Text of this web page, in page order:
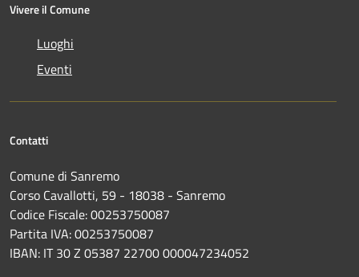
Vivere il Comune
Luoghi
Eventi
Contatti
Comune di Sanremo
Corso Cavallotti, 59 - 18038 - Sanremo
Codice Fiscale: 00253750087
Partita IVA: 00253750087
IBAN: IT 30 Z 05387 22700 000047234052